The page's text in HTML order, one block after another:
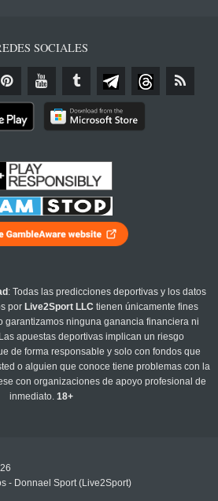
SOCIALES
: Todas las predicciones deportivas y los datos
por Live2Sport LLC tienen únicamente fines
garantizamos ninguna ganancia financiera ni
apuestas deportivas implican un riesgo
de forma responsable y solo con fondos que
o alguien que conoce tiene problemas con la
con organizaciones de apoyo profesional de
inmediato.18+
- Donnael Sport (Live2Sport)